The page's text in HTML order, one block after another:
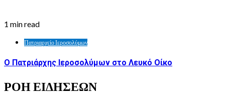
1 min read
Πατριαρχείο Ιεροσολύμων
Ο Πατριάρχης Ιεροσολύμων στο Λευκό Οίκο
ΡΟΗ ΕΙΔΗΣΕΩΝ